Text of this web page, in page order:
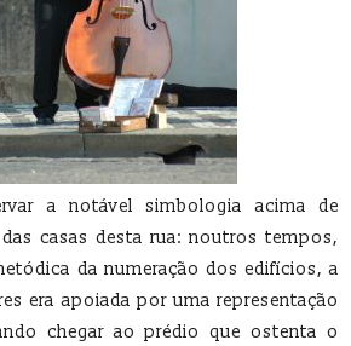
a notável simbologia acima de
casas desta rua: noutros tempos,
da numeração dos edifícios, a
era apoiada por uma representação
chegar ao prédio que ostenta o